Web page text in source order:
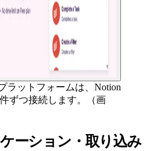
ラットフォームは、Notion
ずつ接続します。（画
ーション・取り込み